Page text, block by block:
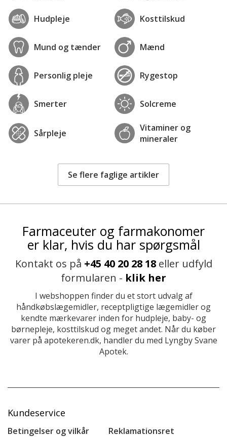
Hudpleje Kosttilskud
Mund og tænder Mænd
Personlig pleje Rygestop
Smerter Solcreme
Sårpleje
Vitaminer og
mineraler
Se flere faglige artikler
Farmaceuter og farmakonomer
er klar, hvis du har spørgsmål
Kontakt os på +45 40 20 28 18eller udfyld
formularen - klik her
I webshoppen finder du et stort udvalg af
håndkøbslægemidler, receptpligtige lægemidler og
kendte mærkevarer inden for hudpleje, baby- og
børnepleje, kosttilskud og meget andet. Når du køber
varer på apotekeren.dk, handler du med Lyngby Svane
Apotek.
Kundeservice
Betingelser og vilkår
Reklamationsret